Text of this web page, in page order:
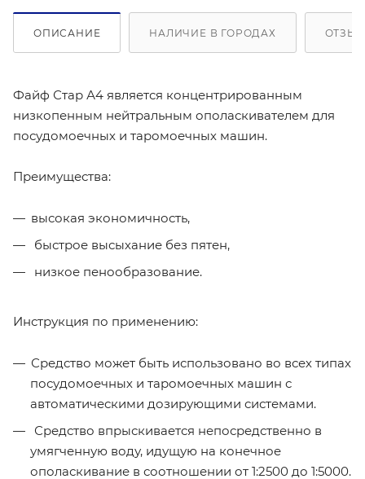
ОПИСАНИЕ НАЛИЧИЕ В ГОРОДАХ
Файф Стар А4 является концентрированным
низкопенным нейтральным ополаскивателем для
посудомоечных и таромоечных машин.
Преимущества:
высокая экономичность,
быстрое высыхание без пятен,
низкое пенообразование.
Инструкция по применению:
Средство может быть использовано во всех типах
посудомоечных и таромоечных машин с
автоматическими дозирующими системами.
Средство впрыскивается непосредственно в
умягченную воду, идущую на конечное
ополаскивание в соотношении от 1:2500 до 1:5000.